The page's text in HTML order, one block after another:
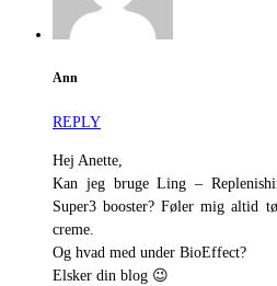
Ann
REPLY
Hej Anette,
Kan jeg bruge Ling –
Super3 booster? Føler mig altid
creme.
Og hvad med under BioEffect?
Elsker din blog 😉